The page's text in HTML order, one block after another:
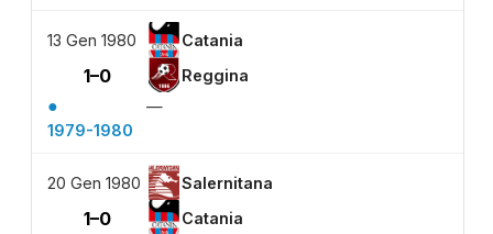
13 Gen 1980 Catania
1–0 Reggina
●
—
1979-1980
20 Gen 1980 Salernitana
1–0 Catania